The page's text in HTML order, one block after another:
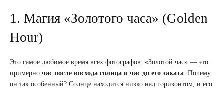
1. Магия «Золотого часа» (Golden
Hour)
Это самое любимое время всех фотографов. «Золотой час» — это
примерно час после восхода солнца и час до его заката. Почему
он так особенный? Солнце находится низко над горизонтом, и его